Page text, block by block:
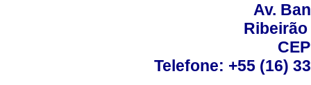
Av.
Telefone: +55 (16)